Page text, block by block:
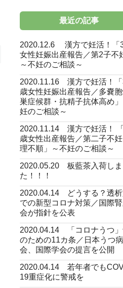
最近の記事
2020.12.6 漢方で妊活！「
女性妊娠出産報告／第2子不
～不妊のご相談～
2020.11.16 漢方で妊活！
歳女性妊娠出産報告／多嚢
巣症候群・抗精子抗体高め
妊のご相談～
2020.11.14 漢方で妊活！
歳女性出産報告／第二子不
理不順」～不妊のご相談～
2020.05.20 板藍茶入荷しま
た！！！
2020.04.14 どうする？透析
での新型コロナ対策／国際
会が指針を公表
2020.04.14 「コロナうつ
のための11カ条／日本うつ
会、国際学会の提言を公開
2020.04.14 若年者でも
19重症化に警戒を